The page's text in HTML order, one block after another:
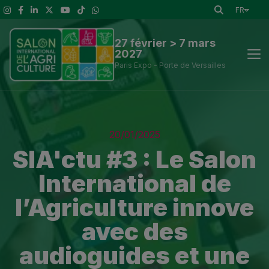
FR
27 février > 7 mars
2027
Paris Expo - Porte de Versailles
A voir
Exposants et outils de visite
Espace presse
20/01/2025
SIA'ctu #3 : Le Salon
International de
l’Agriculture innove
avec des
audioguides et une